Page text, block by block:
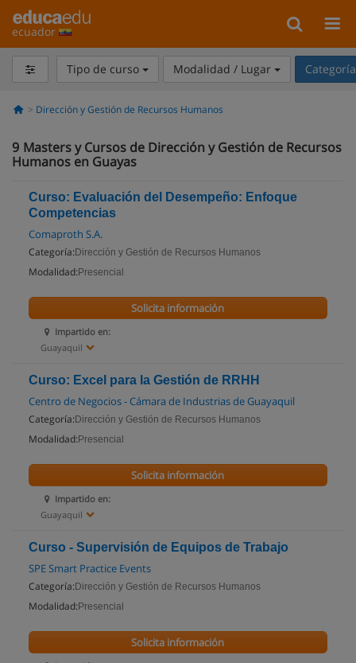
ecuador
Tipo de curso Modalidad / Lugar
Dirección y Gestión de Recursos Humanos
9 Masters y Cursos de Dirección y Gestión de Recursos
Humanos en Guayas
Curso: Evaluación del Desempeño: Enfoque
Competencias
Comaproth S.A.
Categoría: Dirección y Gestión de Recursos Humanos
Modalidad: Presencial
Impartido en:
Guayaquil
Solicita información
Curso: Excel para la Gestión de RRHH
Centro de Negocios - Cámara de Industrias de Guayaquil
Categoría: Dirección y Gestión de Recursos Humanos
Modalidad: Presencial
Impartido en:
Guayaquil
Solicita información
Curso - Supervisión de Equipos de Trabajo
SPE Smart Practice Events
Categoría: Dirección y Gestión de Recursos Humanos
Modalidad: Presencial
Solicita información